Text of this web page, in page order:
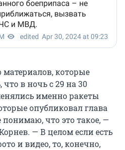
которые
в ночь с 29 на 30
именно ракеты
опубликовал глава
что это такое, —
— В целом если есть
и видео, то, конечно,